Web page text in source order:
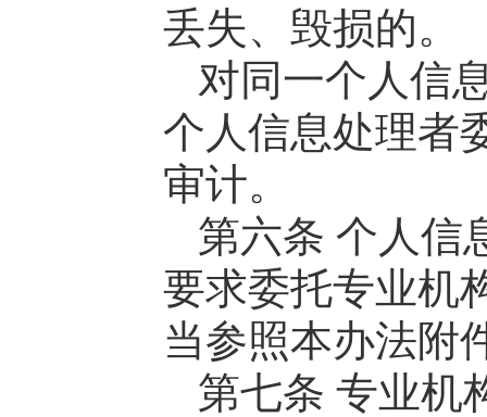
丢失、毁损的。
对同一个人信
个人信息处理者
审计。
第六条 个人信
要求委托专业机
当参照本办法附
第七条 专业机